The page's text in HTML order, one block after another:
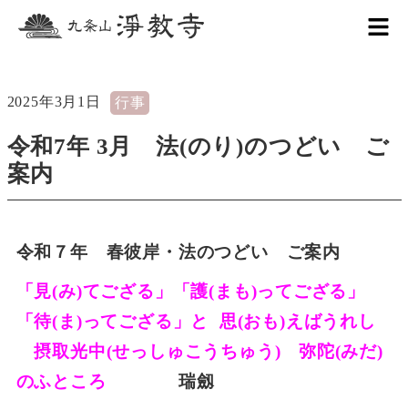
2025年3月1日 行事
令和7年 3月 法(のり)のつどい ご
案内
令和７年 春彼岸・法のつどい ご案内
「見(み)てござる」「護(まも)ってござる」
「待(ま)ってござる」と 思(おも)えばうれし
摂取光中(せっしゅこうちゅう) 弥陀(みだ)
のふところ
瑞劔